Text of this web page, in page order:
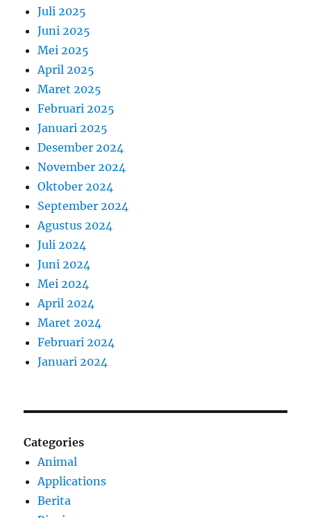
Juli 2025
Juni 2025
Mei 2025
April 2025
Maret 2025
Februari 2025
Januari 2025
Desember 2024
November 2024
Oktober 2024
September 2024
Agustus 2024
Juli 2024
Juni 2024
Mei 2024
April 2024
Maret 2024
Februari 2024
Januari 2024
Categories
Animal
Applications
Berita